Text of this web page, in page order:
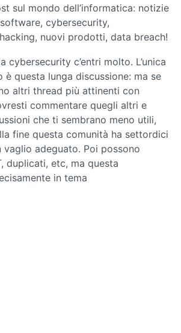
sul mondo dell’informatica: notizie
cybersecurity,
nuovi prodotti, data breach!
cybersecurity c’entri molto. L’unica
è questa lunga discussione: ma se
altri thread più attinenti con
commentare quegli altri e
che ti sembrano meno utili,
fine questa comunità ha settordici
vaglio adeguato. Poi possono
duplicati, etc, ma questa
in tema